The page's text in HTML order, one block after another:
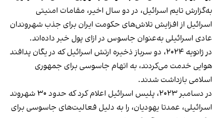
به‌گزارش تایم اسرائیل، در دو سال اخیر، مقامات امنیتی
اسرائیل از افزایش تلاش‌های حکومت ایران برای جذب شهروندان
عادی اسرائیلی به‌عنوان جاسوس در ازای پول خبر داده‌اند.
در ژانویه ۲۰۲۴، دو سرباز ذخیره ارتش اسرائیل که در یگان پدافند
هوایی خدمت می‌کردند، به اتهام جاسوسی برای جمهوری
اسلامی بازداشت شدند.
در دسامبر ۲۰۲۳، پلیس اسرائیل اعلام کرد که حدود ۳۰ شهروند
اسرائیلی، عمدتا یهودیان، را به دلیل فعالیت‌های جاسوسی برای